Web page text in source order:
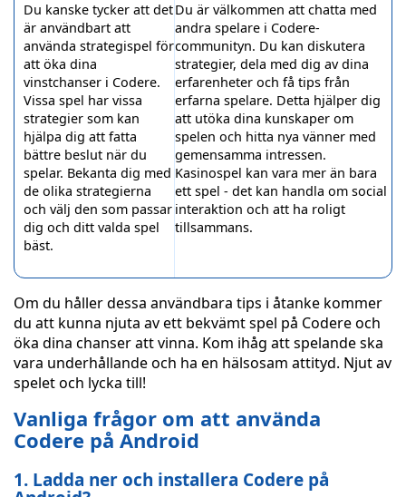
Du kanske tycker att det
är användbart att
använda strategispel för
att öka dina
vinstchanser i Codere.
Vissa spel har vissa
strategier som kan
hjälpa dig att fatta
bättre beslut när du
spelar. Bekanta dig med
de olika strategierna
och välj den som passar
dig och ditt valda spel
bäst.
Du är välkommen att chatta med
andra spelare i Codere-
communityn. Du kan diskutera
strategier, dela med dig av dina
erfarenheter och få tips från
erfarna spelare. Detta hjälper dig
att utöka dina kunskaper om
spelen och hitta nya vänner med
gemensamma intressen.
Kasinospel kan vara mer än bara
ett spel - det kan handla om social
interaktion och att ha roligt
tillsammans.
Om du håller dessa användbara tips i åtanke kommer
du att kunna njuta av ett bekvämt spel på Codere och
öka dina chanser att vinna. Kom ihåg att spelande ska
vara underhållande och ha en hälsosam attityd. Njut av
spelet och lycka till!
Vanliga frågor om att använda
Codere på Android
1. Ladda ner och installera Codere på